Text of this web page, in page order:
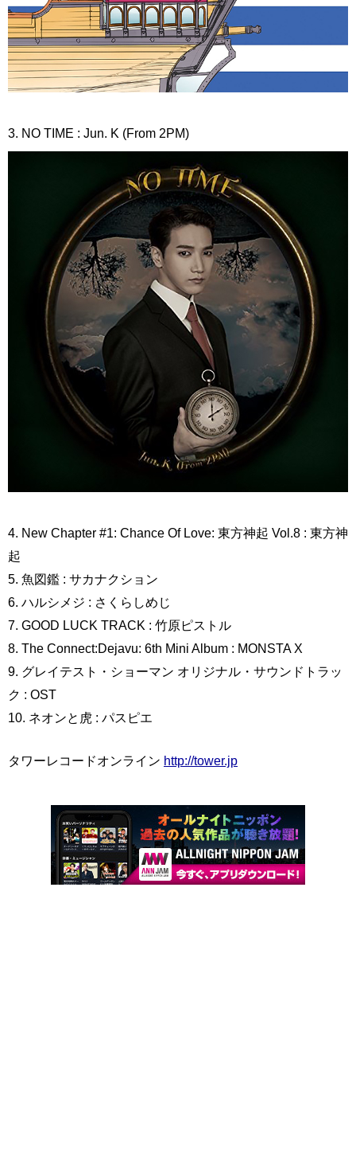
3. NO TIME : Jun. K (From 2PM)
4. New Chapter #1: Chance Of Love: 東方神起 Vol.8 : 東方神
起
5. 魚図鑑 : サカナクション
6. ハルシメジ : さくらしめじ
7. GOOD LUCK TRACK : 竹原ピストル
8. The Connect:Dejavu: 6th Mini Album : MONSTA X
9. グレイテスト・ショーマン オリジナル・サウンドトラッ
ク : OST
10. ネオンと虎 : パスピエ
タワーレコードオンライン http://tower.jp